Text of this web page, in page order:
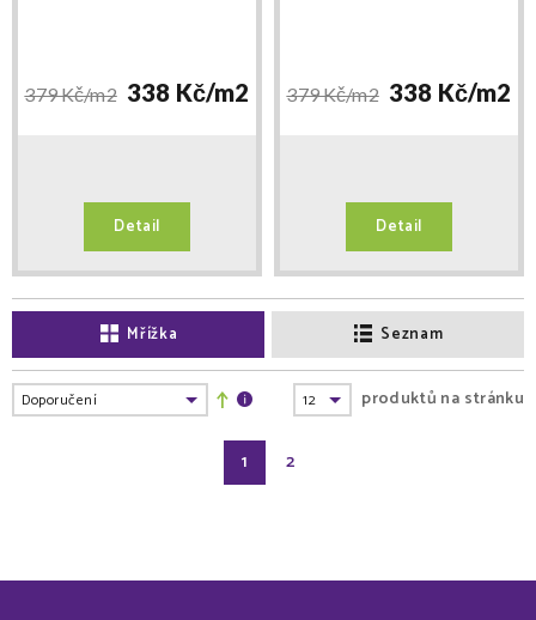
379 Kč/m2 338 Kč/m2
Detail
379 Kč/m2 338 Kč/m2
Detail
Mřížka Seznam
1 2
produktů na stránku